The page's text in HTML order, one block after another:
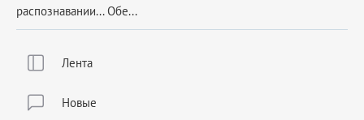
Лента
Новые
распознавании... Обе...